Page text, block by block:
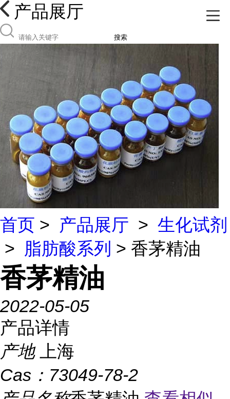
产品展厅
搜索
首页 > 产品展厅 > 生化试剂
> 脂肪酸系列 > 香茅精油
香茅精油
2022-05-05
产品详情
产地
上海
Cas： 73049-78-2